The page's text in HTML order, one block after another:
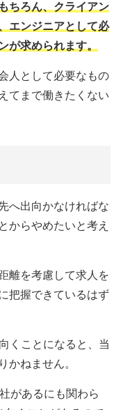
ちろん、クライアン
エンジニアとして必
が求められます。
人として必要なもの
てまで働きたくない
へ出向かなければな
からやめたいと考え
離を考慮して求人を
把握できているはず
くことになると、当
かねません。
があるにも関わら